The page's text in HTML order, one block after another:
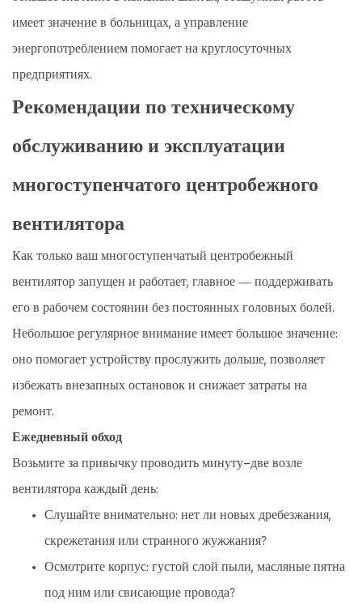
имеет значение в больницах, а управление
энергопотреблением помогает на круглосуточных
предприятиях.
Рекомендации по техническому
обслуживанию и эксплуатации
многоступенчатого центробежного
вентилятора
Как только ваш многоступенчатый центробежный
вентилятор запущен и работает, главное — поддерживать
его в рабочем состоянии без постоянных головных болей.
Небольшое регулярное внимание имеет большое значение:
оно помогает устройству прослужить дольше, позволяет
избежать внезапных остановок и снижает затраты на
ремонт.
Ежедневный обход
Возьмите за привычку проводить минуту-две возле
вентилятора каждый день:
Слушайте внимательно: нет ли новых дребезжания,
скрежетания или странного жужжания?
Осмотрите корпус: густой слой пыли, масляные пятна
под ним или свисающие провода?